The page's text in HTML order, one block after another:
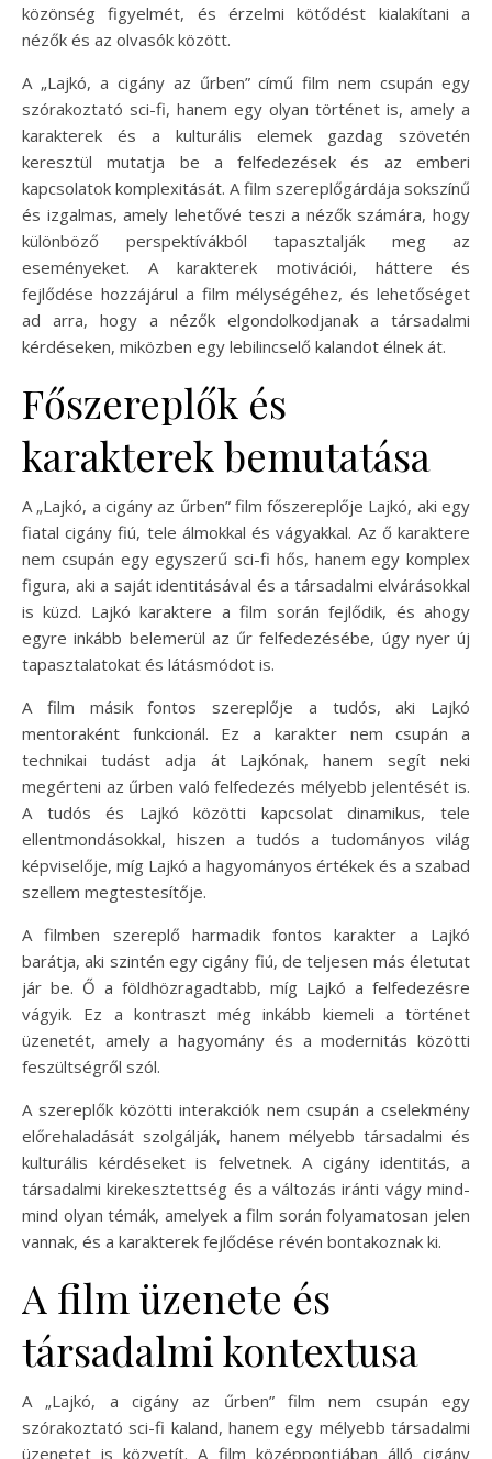
közönség figyelmét, és érzelmi kötődést kialakítani a
nézők és az olvasók között.
A „Lajkó, a cigány az űrben” című film nem csupán egy
szórakoztató sci-fi, hanem egy olyan történet is, amely a
karakterek és a kulturális elemek gazdag szövetén
keresztül mutatja be a felfedezések és az emberi
kapcsolatok komplexitását. A film szereplőgárdája sokszínű
és izgalmas, amely lehetővé teszi a nézők számára, hogy
különböző perspektívákból tapasztalják meg az
eseményeket. A karakterek motivációi, háttere és
fejlődése hozzájárul a film mélységéhez, és lehetőséget
ad arra, hogy a nézők elgondolkodjanak a társadalmi
kérdéseken, miközben egy lebilincselő kalandot élnek át.
Főszereplők és
karakterek bemutatása
A „Lajkó, a cigány az űrben” film főszereplője Lajkó, aki egy
fiatal cigány fiú, tele álmokkal és vágyakkal. Az ő karaktere
nem csupán egy egyszerű sci-fi hős, hanem egy komplex
figura, aki a saját identitásával és a társadalmi elvárásokkal
is küzd. Lajkó karaktere a film során fejlődik, és ahogy
egyre inkább belemerül az űr felfedezésébe, úgy nyer új
tapasztalatokat és látásmódot is.
A film másik fontos szereplője a tudós, aki Lajkó
mentoraként funkcionál. Ez a karakter nem csupán a
technikai tudást adja át Lajkónak, hanem segít neki
megérteni az űrben való felfedezés mélyebb jelentését is.
A tudós és Lajkó közötti kapcsolat dinamikus, tele
ellentmondásokkal, hiszen a tudós a tudományos világ
képviselője, míg Lajkó a hagyományos értékek és a szabad
szellem megtestesítője.
A filmben szereplő harmadik fontos karakter a Lajkó
barátja, aki szintén egy cigány fiú, de teljesen más életutat
jár be. Ő a földhözragadtabb, míg Lajkó a felfedezésre
vágyik. Ez a kontraszt még inkább kiemeli a történet
üzenetét, amely a hagyomány és a modernitás közötti
feszültségről szól.
A szereplők közötti interakciók nem csupán a cselekmény
előrehaladását szolgálják, hanem mélyebb társadalmi és
kulturális kérdéseket is felvetnek. A cigány identitás, a
társadalmi kirekesztettség és a változás iránti vágy mind-
mind olyan témák, amelyek a film során folyamatosan jelen
vannak, és a karakterek fejlődése révén bontakoznak ki.
A film üzenete és
társadalmi kontextusa
A „Lajkó, a cigány az űrben” film nem csupán egy
szórakoztató sci-fi kaland, hanem egy mélyebb társadalmi
üzenetet is közvetít. A film középpontjában álló cigány